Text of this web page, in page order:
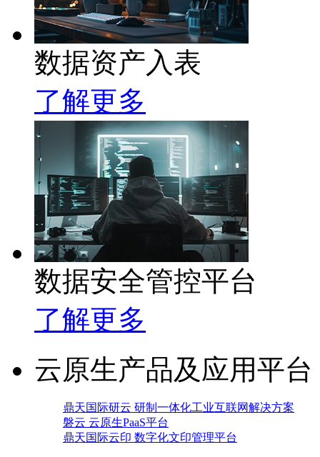
数据资产入表
了解更多
数据安全管控平台
了解更多
云原生产品及应用平台
鼎天国际研云 研制一体化工业互联网解决方案
磐云 云原生PaaS平台
鼎天国际云印 数字化文印管理平台